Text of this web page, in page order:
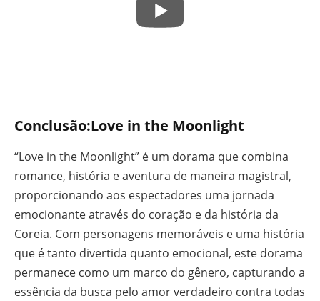
Conclusão:Love in the Moonlight
“Love in the Moonlight” é um dorama que combina
romance, história e aventura de maneira magistral,
proporcionando aos espectadores uma jornada
emocionante através do coração e da história da
Coreia. Com personagens memoráveis e uma história
que é tanto divertida quanto emocional, este dorama
permanece como um marco do gênero, capturando a
essência da busca pelo amor verdadeiro contra todas